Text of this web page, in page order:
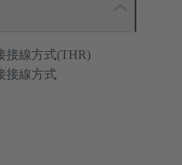
接線方式(THR)
接線方式